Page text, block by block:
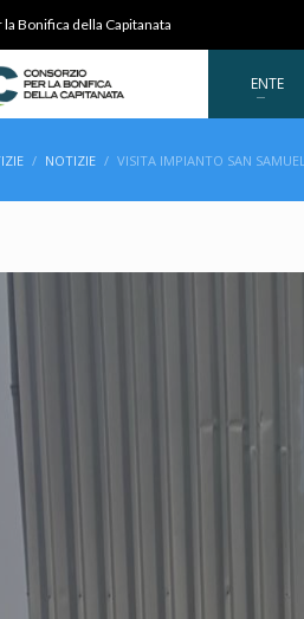
Bonifica della Capitanata
ENTE
NOTIZIE VISITA IMPIANTO SAN